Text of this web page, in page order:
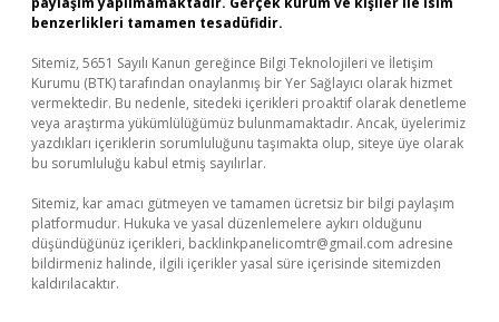
benzerlikleri tamamen tesadüfidir.
Sitemiz, 5651 Sayılı Kanun gereğince Bilgi Teknolojileri ve İletişim
Kurumu (BTK) tarafından onaylanmış bir Yer Sağlayıcı olarak hizmet
vermektedir. Bu nedenle, sitedeki içerikleri proaktif olarak denetleme
veya araştırma yükümlülüğümüz bulunmamaktadır. Ancak, üyelerimiz
yazdıkları içeriklerin sorumluluğunu taşımakta olup, siteye üye olarak
bu sorumluluğu kabul etmiş sayılırlar.
Sitemiz, kar amacı gütmeyen ve tamamen ücretsiz bir bilgi paylaşım
platformudur. Hukuka ve yasal düzenlemelere aykırı olduğunu
düşündüğünüz içerikleri, backlinkpanelicomtr@gmail.com adresine
bildirmeniz halinde, ilgili içerikler yasal süre içerisinde sitemizden
kaldırılacaktır.